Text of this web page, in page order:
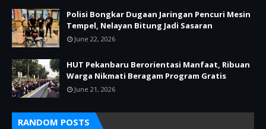
Polisi Bongkar Dugaan Jaringan Pencuri Mesin
Tempel, Nelayan Bitung Jadi Sasaran
June 22, 2026
HUT Pekanbaru Berorientasi Manfaat, Ribuan
Warga Nikmati Beragam Program Gratis
June 21, 2026
RANDOM POSTS